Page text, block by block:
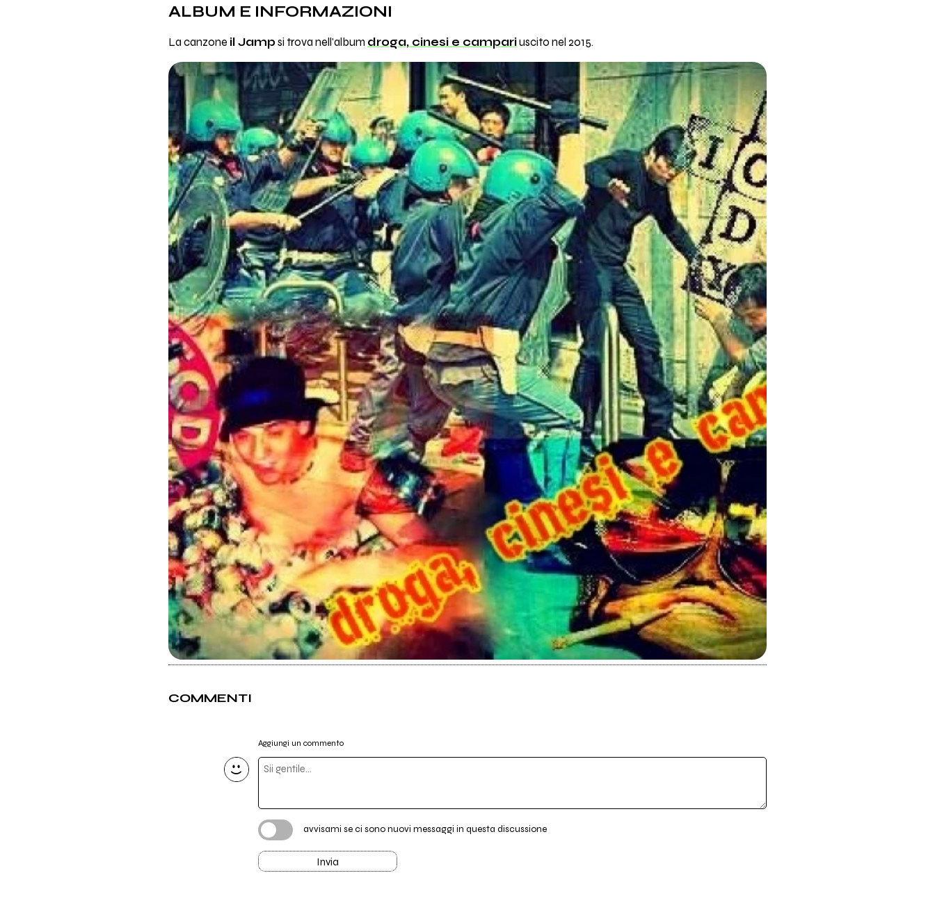
ALBUM E INFORMAZIONI
La canzone il Jampsi trova nell'album droga, cinesi e campariuscito nel 2015.
COMMENTI
Aggiungi un commento
avvisami se ci sono nuovi messaggi in questa discussione
Invia